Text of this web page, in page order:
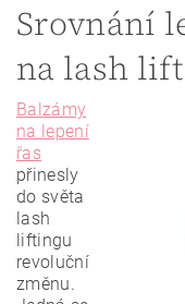
Srovnání
na lash
Balzámy
na lepení
řas
přinesly
do světa
lash
liftingu
revoluční
změnu.